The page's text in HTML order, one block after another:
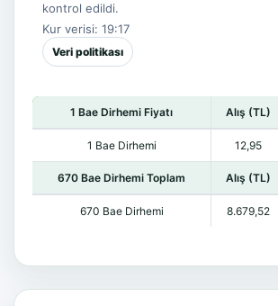
kontrol edildi.
Kur verisi: 19:17
Veri politikası
1 Bae Dirhemi Fiyatı Alış (TL)
1 Bae Dirhemi 12,95
670 Bae Dirhemi Toplam Alış (TL)
670 Bae Dirhemi 8.679,52